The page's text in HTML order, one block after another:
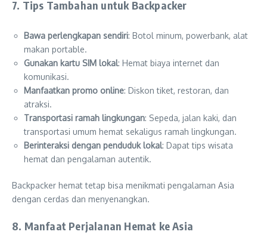
7. Tips Tambahan untuk Backpacker
Bawa perlengkapan sendiri: Botol minum, powerbank, alat
makan portable.
Gunakan kartu SIM lokal: Hemat biaya internet dan
komunikasi.
Manfaatkan promo online: Diskon tiket, restoran, dan
atraksi.
Transportasi ramah lingkungan: Sepeda, jalan kaki, dan
transportasi umum hemat sekaligus ramah lingkungan.
Berinteraksi dengan penduduk lokal: Dapat tips wisata
hemat dan pengalaman autentik.
Backpacker hemat tetap bisa menikmati pengalaman Asia
dengan cerdas dan menyenangkan.
8. Manfaat Perjalanan Hemat ke Asia